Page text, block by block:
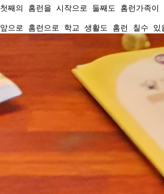
첫째의 홈런을 시작으로 둘째도 홈런가족
앞으로 홈런으로 학교 생활도 홈런 칠수 있